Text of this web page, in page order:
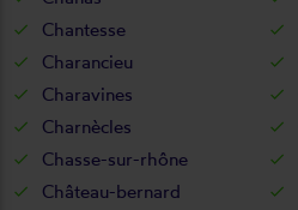
Chantesse
Charancieu
Charavines
Charnècles
Chasse-sur-rhône
Château-bernard